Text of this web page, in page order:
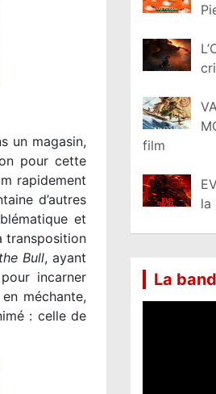
un magasin,
pour cette
rapidement
d’autres
et
transposition
Bull, ayant
incarner
méchante,
: celle de
film
la
La